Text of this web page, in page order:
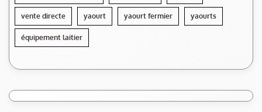
vente directe yaourt yaourt fermier yaourts
équipement laitier